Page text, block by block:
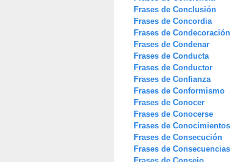
Frases de Conclusión
Frases de Concordia
Frases de Condecoración
Frases de Condenar
Frases de Conducta
Frases de Conductor
Frases de Confianza
Frases de Conformismo
Frases de Conocer
Frases de Conocerse
Frases de Conocimientos
Frases de Consecución
Frases de Consecuencias